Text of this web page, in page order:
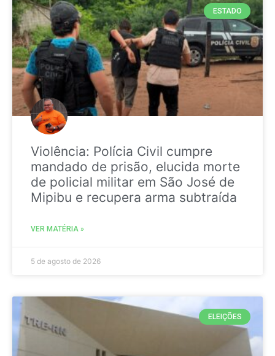
ESTADO
Violência: Polícia Civil cumpre
mandado de prisão, elucida morte
de policial militar em São José de
Mipibu e recupera arma subtraída
VER MATÉRIA »
5 de agosto de 2026
ELEIÇÕES